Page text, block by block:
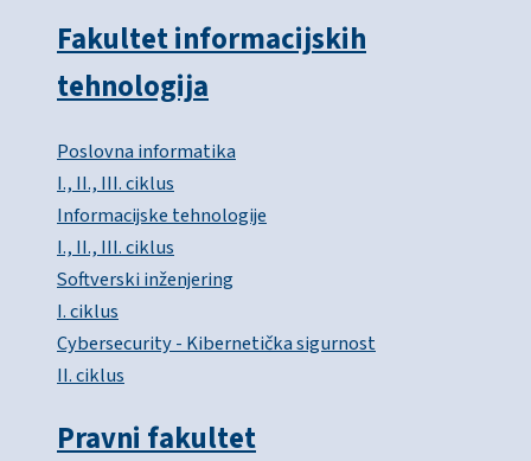
Fakultet informacijskih
tehnologija
Poslovna informatika
I., II., III. ciklus
Informacijske tehnologije
I., II., III. ciklus
Softverski inženjering
I. ciklus
Cybersecurity - Kibernetička sigurnost
II. ciklus
Pravni fakultet